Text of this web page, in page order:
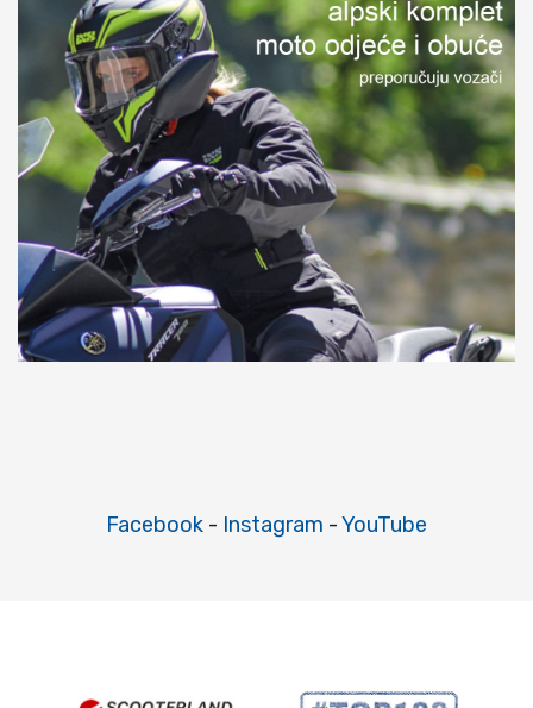
Facebook - Instagram -YouTube